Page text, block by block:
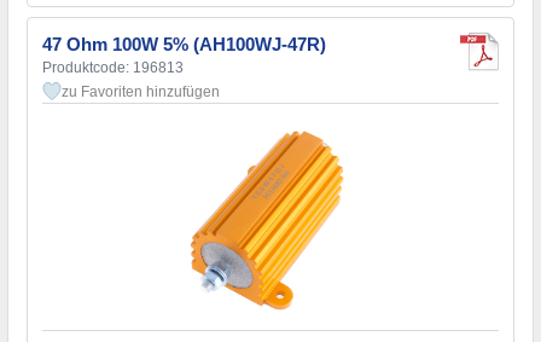
15 кОм(2)
22 кОм(1)
33 кОм(1)
47 кОм(1)
47 Ohm 100W 5% (AH100WJ-47R)
Produktcode: 196813
zu Favoriten hinzufügen